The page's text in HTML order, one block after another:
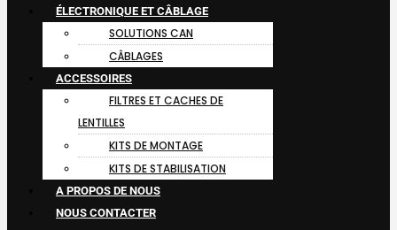
ÉLECTRONIQUE ET CÂBLAGE
SOLUTIONS CAN
CÂBLAGES
ACCESSOIRES
FILTRES ET CACHES DE
LENTILLES
KITS DE MONTAGE
KITS DE STABILISATION
A PROPOS DE NOUS
NOUS CONTACTER